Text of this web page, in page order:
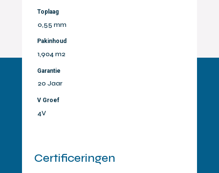
Toplaag
0,55 mm
Pakinhoud
1,904 m2
Garantie
20 Jaar
V Groef
4V
Certificeringen